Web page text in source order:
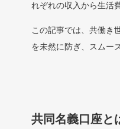
れぞれの収入から生活
この記事では、共働き
を未然に防ぎ、スムー
共同名義口座と